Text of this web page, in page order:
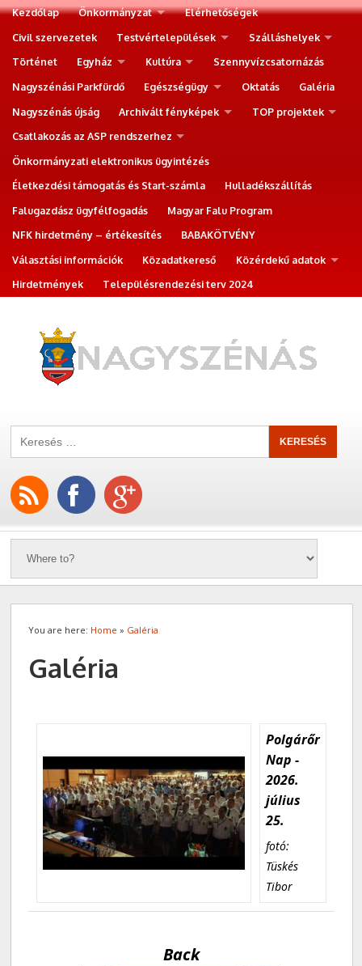
Kezdőlap Önkormányzat
Elérhetőségek
Civil szervezetek
Testvértelepülések
Szálláshelyek
Történet
Egyház Kultúra
Szennyvízcsatornázás
Nagyszénási Parkfürdő
Egészségügy Oktatás
Galéria
Nagyszénás újság
Archivált fényképek
TOP projektek
Csatlakozás az ASP rendszerhez
Önkormányzati elektronikus ügyintézés
Életkezdési támogatás és Start-számla
Hulladékszállítás
Falugazdász ügyfélfogadás
Magyar Falu Program
NFK hirdetmény – értékesítés
BABAKÖTVÉNY
Választási információk
Közadatkereső
Közérdekű adatok
Hirdetmények
Településrendezési terv 2024
You are here: Home » Galéria
Galéria
Polgárőr
Nap -
2026.
július
25.
fotó:
Tüskés
Tibor
Back